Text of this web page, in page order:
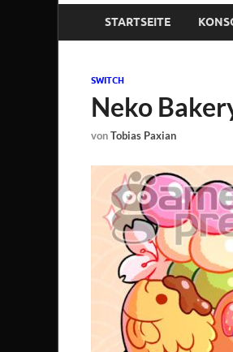
STARTSEITE
SWITCH
Neko
vonTobias Paxian